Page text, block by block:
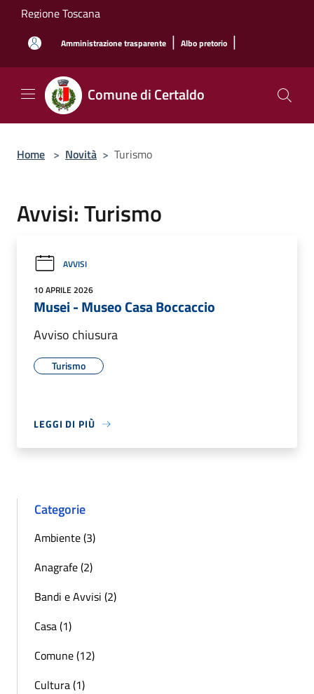
Salta al contenuto principale
Regione Toscana
Amministrazione trasparente | Albo pretorio |
Comune di Certaldo
Home > Novità > Turismo
Avvisi: Turismo
AVVISI
10 APRILE 2026
Musei - Museo Casa Boccaccio
Avviso chiusura
Turismo
LEGGI DI PIÙ
Categorie
Ambiente (3)
Anagrafe (2)
Bandi e Avvisi (2)
Casa (1)
Comune (12)
Cultura (1)